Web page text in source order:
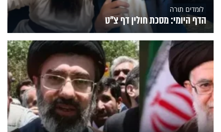
לומדים תורה
הדף היומי: מסכת חולין דף צ"ט